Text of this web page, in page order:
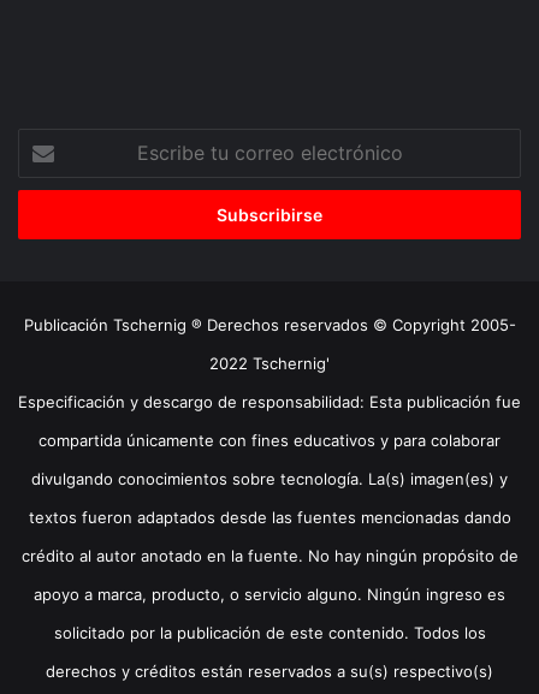
correo
Publicación Tschernig ® Derechos reservados © Copyright 2005-
2022 Tschernig'
Especificación y descargo de responsabilidad: Esta publicación fue
compartida únicamente con fines educativos y para colaborar
divulgando conocimientos sobre tecnología. La(s) imagen(es) y
textos fueron adaptados desde las fuentes mencionadas dando
crédito al autor anotado en la fuente. No hay ningún propósito de
apoyo a marca, producto, o servicio alguno. Ningún ingreso es
solicitado por la publicación de este contenido. Todos los
derechos y créditos están reservados a su(s) respectivo(s)